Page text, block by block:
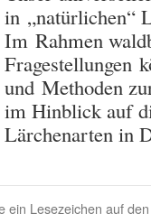
in „natürlichen“
Im Rahmen
Fragestellungen
und Methoden
im Hinblick auf
Lärchenarten in
ein Lesezeichen auf